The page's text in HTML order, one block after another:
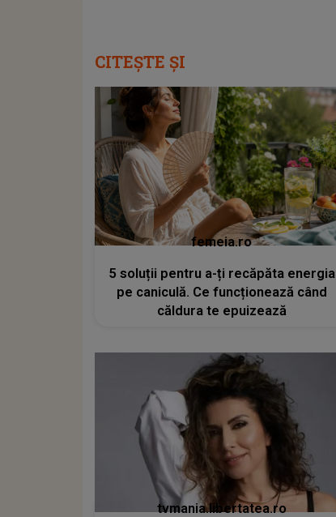
CITEȘTE ȘI
femeia.ro
5 soluții pentru a-ți recăpăta energia
pe caniculă. Ce funcționează când
căldura te epuizează
tvmania.libertatea.ro